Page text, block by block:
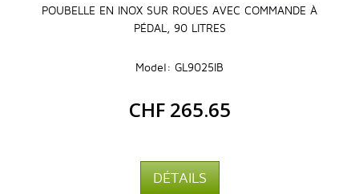
POUBELLE EN INOX SUR ROUES AVEC COMMANDE À
PÉDAL, 90 LITRES
Model: GL9025IB
CHF 265.65
DÉTAILS